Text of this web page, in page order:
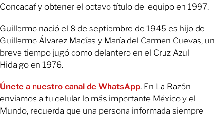
Concacaf y obtener el octavo título del equipo en 1997.
Guillermo nació el 8 de septiembre de 1945 es hijo de
Guillermo Álvarez Macías y María del Carmen Cuevas, un
breve tiempo jugó como delantero en el Cruz Azul
Hidalgo en 1976.
Únete a nuestro canal de WhatsApp. En La Razón
enviamos a tu celular lo más importante México y el
Mundo, recuerda que una persona informada siempre